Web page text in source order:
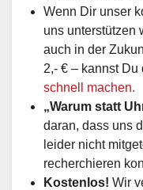
Wenn Dir unser
uns unterstützen
auch in der
2,- € – kannst Du
schnell machen.
„Warum statt
daran, dass uns
leider nicht
recherchieren
Kostenlos! Wir